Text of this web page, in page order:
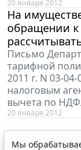
20 января 2012
На
обращении
Письмо
тарифной
2011 г. N 03-
налоговым
вычета по
20 января 2012
Мы